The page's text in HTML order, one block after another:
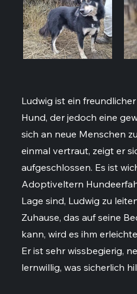
Ludwig ist ein
Hund, der jedoch eine
sich an neue Menschen
einmal vertraut, zeigt er
aufgeschlossen. Es ist
Adoptiveltern
Lage sind, Ludwig zu
Zuhause, das auf seine
kann, wird es ihm
Er ist sehr wissbegierig,
lernwillig, was sicherlich